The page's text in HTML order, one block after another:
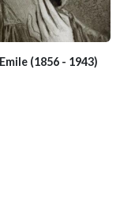
(1856 - 1943)